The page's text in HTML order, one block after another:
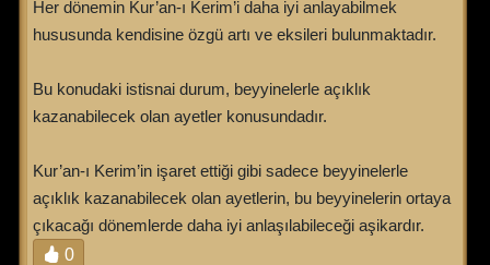
Her dönemin Kur’an-ı Kerim’i daha iyi anlayabilmek
hususunda kendisine özgü artı ve eksileri bulunmaktadır.
Bu konudaki istisnai durum, beyyinelerle açıklık
kazanabilecek olan ayetler konusundadır.
Kur’an-ı Kerim’in işaret ettiği gibi sadece beyyinelerle
açıklık kazanabilecek olan ayetlerin, bu beyyinelerin ortaya
çıkacağı dönemlerde daha iyi anlaşılabileceği aşikardır.
0